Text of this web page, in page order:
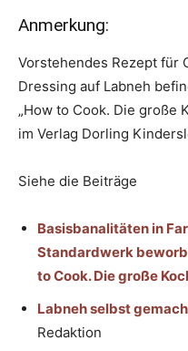
Anmerkung:
Vorstehendes Rezept für
Dressing auf Labneh
„How to Cook. Die große
im Verlag Dorling
Siehe die Beiträge
Basisbanalitäten in
Standardwerk
to Cook. Die große
Labneh selbst
Redaktion